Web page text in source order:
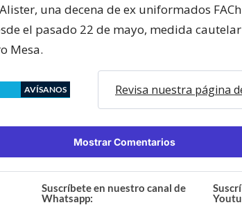
una decena de ex uniformados
el pasado 22 de mayo, medida
Mesa.
AVÍSANOS Revisa nuestra página
Mostrar Comentarios
Suscríbete en nuestro canal de
Whatsapp: